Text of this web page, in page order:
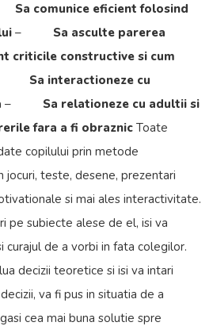
Sa comunice eficient folosind
– Sa asculte parerea
criticile constructive si cum
Sa interactioneze cu
– Sa relationeze cu adultii si
fara a fi obraznic Toate
copilului prin metode
jocuri, teste, desene, prezentari
si mai ales interactivitate.
pe subiecte alese de el, isi va
de a vorbi in fata colegilor.
decizii teoretice si isi va intari
va fi pus in situatia de a
cea mai buna solutie spre